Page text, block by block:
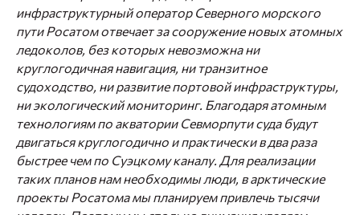
инфраструктурный оператор Северного морского
пути Росатом отвечает за сооружение новых атомных
ледоколов, без которых невозможна ни
круглогодичная навигация, ни транзитное
судоходство, ни развитие портовой инфраструктуры,
ни экологический мониторинг. Благодаря атомным
технологиям по акватории Севморпути суда будут
двигаться круглогодично и практически в два раза
быстрее чем по Суэцкому каналу. Для реализации
таких планов нам необходимы люди, в арктические
проекты Росатома мы планируем привлечь тысячи